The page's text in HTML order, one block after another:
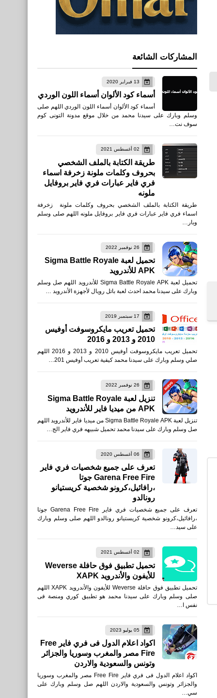
المشاركات الشائعة
13 فبراير 2020
أسماء كود الألوان أسماء اللون الوردي
أسماء كود الألوان أسماء اللون الوردي اللهم صلى
وسلم وبارك على سيدنا محمد من خلال موقع مدونة التونى كوم
سوف نت…
02 أغسطس 2021
طريقة الكتابة بالملف الشخصي
بحروف وكلمات ملونة زخرفة اسماء
فري فاير عبارات فري فاير بروفايل
ملونه
طريقة الكتابة بالملف الشخصي بحروف وكلمات ملونة زخرفة
اسماء فري فاير عبارات فري فاير بروفايل ملونه اللهم صلى وسلم
وبار…
26 نوفمبر 2022
تحميل لعبة Sigma Battle Royale
APK للأندرويد
تحميل لعبة Sigma Battle Royale APK للأندرويد اللهم صل وسلم
وبارك على سيدنا محمد احدث لعبة باتل رويال لأجهزة الأندرويد …
17 سبتمبر 2019
تحميل تعريب مايكروسوفت أوفيس
2010 و 2013 و 2016
تحميل تعريب مايكروسوفت أوفيس 2010 و 2013 و 2016 اللهم
صلي وسلم وبارك على سيدنا محمد كيفية تعريب أوفيس 201…
26 نوفمبر 2022
تنزيل لعبة Sigma Battle Royale
APK من ميديا فاير للأندرويد
تنزيل لعبة Sigma Battle Royale APK من ميديا فاير للأندرويد اللهم
صل وسلم وبارك على سيدنا محمد تحميل شبيهه فري فاير الج…
06 أغسطس 2020
تعرف على جميع شخصيات فري فاير
Garena Free Fire جوتا
،رافائيل،كرونو شخصية كريستيانو
رونالدو
تعرف على جميع شخصيات فري فاير Garena Free Fire جوتا
،رافائيل،كرونو شخصية كريستيانو رونالدو اللهم صلى وسلم وبارك
على سيد…
02 أغسطس 2021
تحميل تطبيق فوق حافلة Weverse
للأيفون والأندرويد XAPK
تحميل تطبيق فوق حافلة Weverse للأيفون والأندرويد XAPK اللهم
صلى وسلم وبارك على سيدنا محمد هو تطبيق كوري ومنصة فى
نفس ا…
05 يوليو 2023
اكواد اعلام الدول فى فري فاير Free
Fire مصر والمغرب وسوريا والجزائر
وتونس والسعودية والاردن
اكواد اعلام الدول فى فري فاير Free Fire مصر والمغرب وسوريا
والجزائر وتونس والسعودية والاردن اللهم صل وسلم وبارك على
سي…
برامج كمبيوتر
برنامج مجاني لتصوير شاشة
الكمبيوتر فيديو بجودة عالية
رياضة
نتائج مباريات الجولة العاشرة
من الدوري الإنجليزي
2019/2020
موقع لتقطيع مقاطع الصوت
على الانترنت بدون برامج
برامج كمبيوتر
تحميل برنامج Image To PDF
مجانًا تحويل الصور الى PDF